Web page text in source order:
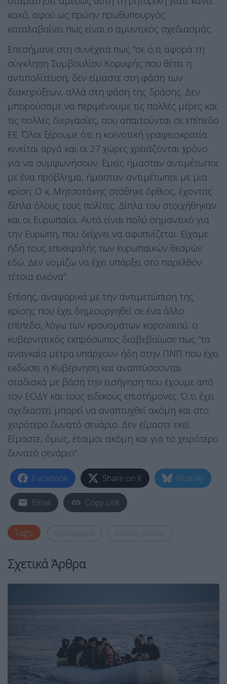
κακό, αφού ως πρώην πρωθυπουργός
καταλαβαίνει πως είναι ο αμυντικός σχεδιασμός.
Επεσήμανε στη συνέχεια πως “σε ό,τι αφορά τη
σύγκληση Συμβουλίου Κορυφής που θέτει η
αντιπολίτευση, δεν είμαστε στη φάση των
διακηρύξεων, αλλά στη φάση της δράσης. Δεν
μπορούσαμε να περιμένουμε τις πολλές μέρες και
τις πολλές διεργασίες, που απαιτούνται σε επίπεδο
ΕΕ. Όλοι ξέρουμε ότι η κοινοτική γραφειοκρατία
κινείται αργά και οι 27 χώρες χρειάζονται χρόνο
για να συμφωνήσουν. Εμείς ήμασταν αντιμέτωποι
με ένα πρόβλημα, ήμασταν αντιμέτωποι με μια
κρίση. Ο κ. Μητσοτάκης στάθηκε όρθιος, έχοντας
δίπλα όλους τους πολίτες. Δίπλα του στοιχήθηκαν
και οι Ευρωπαίοι. Αυτό είναι πολύ σημαντικό για
την Ευρώπη, που δείχνει να αφυπνίζεται. Είχαμε
ήδη τους επικεφαλής των ευρωπαϊκών θεσμών
εδώ. Δεν νομίζω να έχει υπάρξει στο παρελθόν
τέτοια εικόνα”.
Επίσης, αναφορικά με την αντιμετώπιση της
κρίσης που έχει δημιουργηθεί σε ένα άλλο
επίπεδο, λόγω των κρουσμάτων κοροναϊού, ο
κυβερνητικός εκπρόσωπος διαβεβαίωσε πως “τα
αναγκαία μέτρα υπάρχουν ήδη στην ΠΝΠ που έχει
εκδώσει η Κυβέρνηση και αναπτύσσονται
σταδιακά με βάση την εισήγηση που έχουμε από
τον ΕΟΔΥ και τους ειδικούς επιστήμονες. Ό,τι έχει
σχεδιαστεί μπορεί να αναπτυχθεί ακόμη και στο
χειρότερο δυνατό σενάριο. Δεν είμαστε εκεί.
Είμαστε, όμως, έτοιμοι ακόμη και για το χειρότερο
δυνατό σενάριο”.
Facebook Share on X Bluesky
Email Copy Link
Tags:
Σχετικά Άρθρα